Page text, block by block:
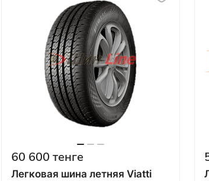
60 600 тенге
Легковая шина летняя Viatti